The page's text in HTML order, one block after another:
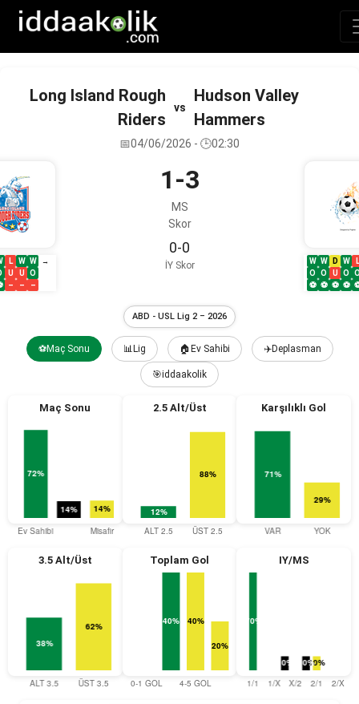
Long Island Rough
Riders
vs
Hudson Valley
Hammers
📅04/06/2026 - 🕒02:30
L
U
–
W
U
–
W
O
–
→
1-3
MS
Skor
0-0
İY Skor
W
O
⚽
W
O
⚽
D
U
⚽
W
O
⚽
L
ABD - USL Lig 2 – 2026
⚽Maç Sonu 📊Lig 🏠Ev Sahibi ✈️Deplasman
🎯iddaakolik
Maç Sonu 2.5 Alt/Üst Karşılıklı Gol
3.5 Alt/Üst Toplam Gol IY/MS